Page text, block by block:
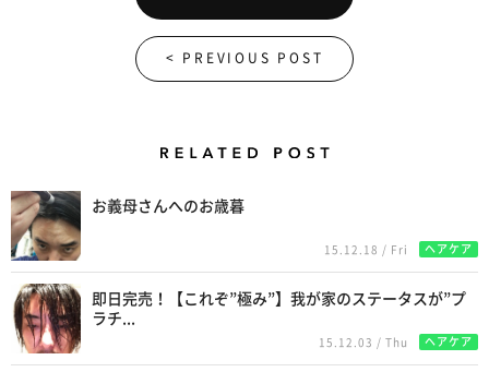
< PREVIOUS POST
お義母さんへのお歳暮
15.12.18 / Fri ヘアケア
即日完売！【これぞ”極み”】我が家のステータスが”プ
ラチ...
15.12.03 / Thu ヘアケア